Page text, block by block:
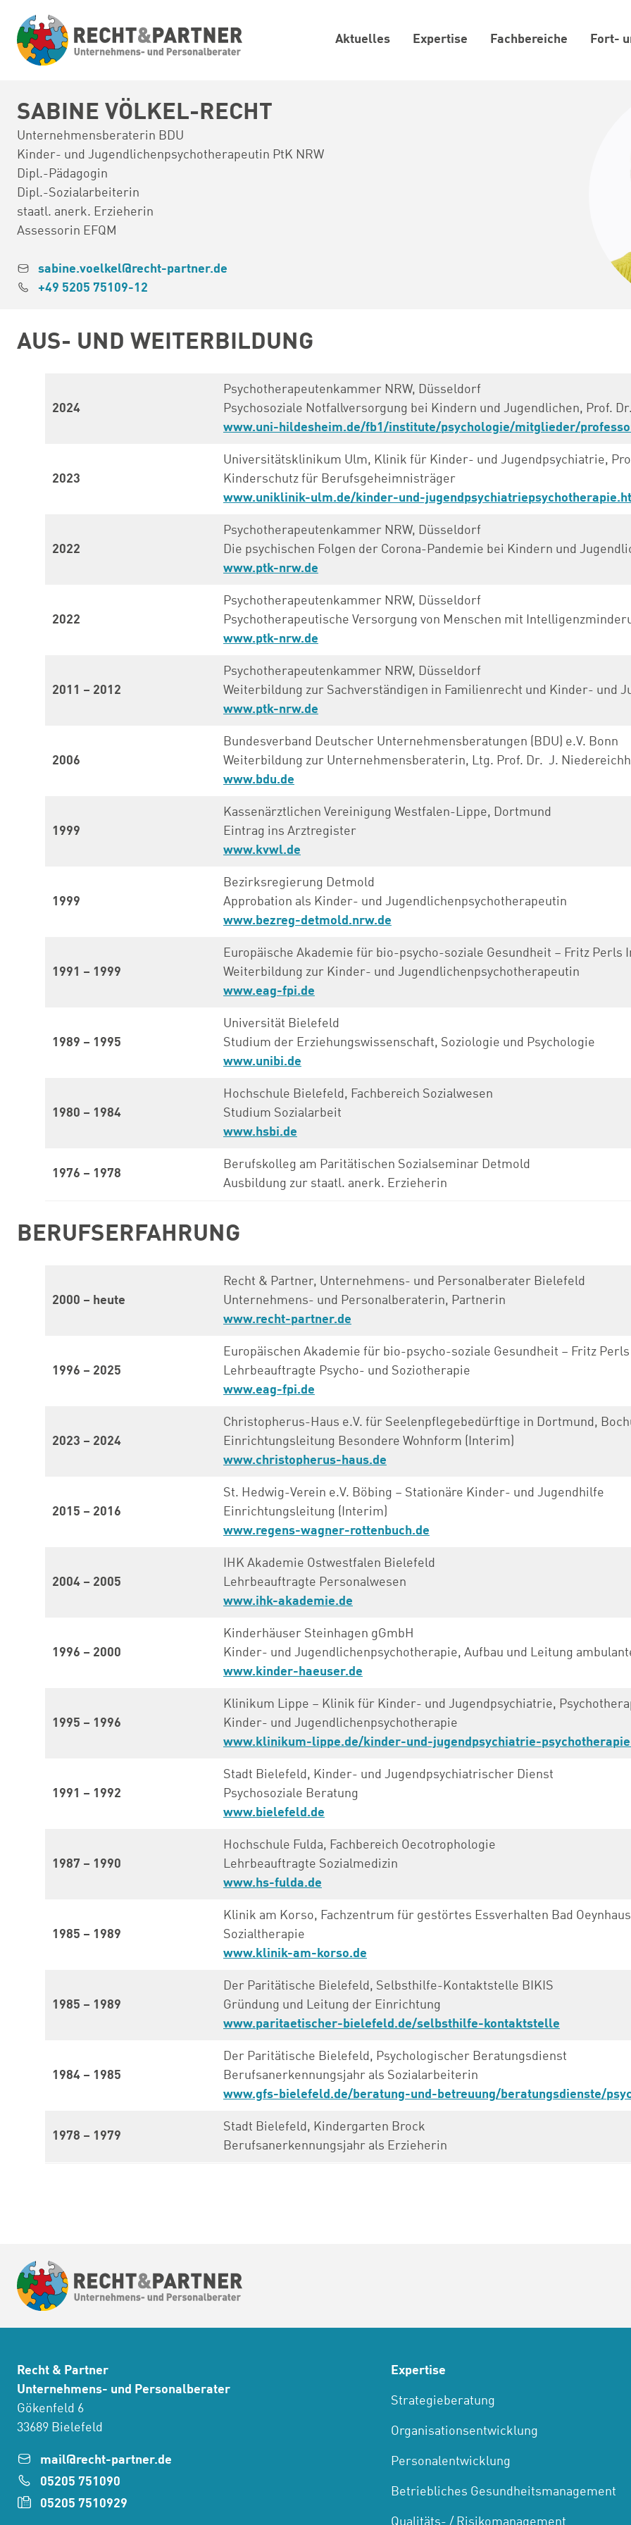
zum
Inhalt
Aktuelles Expertise Fachbereiche Fort-
SABINE VÖLKEL-RECHT
Unternehmensberaterin BDU
Kinder- und Jugendlichenpsychotherapeutin PtK NRW
Dipl.-Pädagogin
Dipl.-Sozialarbeiterin
staatl. anerk. Erzieherin
Assessorin EFQM
sabine.voelkel@recht-partner.de
+49 5205 75109-12
AUS- UND WEITERBILDUNG
2024
Psychotherapeutenkammer NRW, Düsseldorf
Psychosoziale Notfallversorgung bei Kindern und Jugendlichen, Prof.
www.uni-hildesheim.de/fb1/institute/psychologie/mitglieder/
2023
Universitätsklinikum Ulm, Klinik für Kinder- und Jugendpsychiatrie,
Kinderschutz für Berufsgeheimnisträger
www.uniklinik-ulm.de/kinder-und-
2022
Psychotherapeutenkammer NRW, Düsseldorf
Die psychischen Folgen der Corona-Pandemie bei Kindern und
www.ptk-nrw.de
2022
Psychotherapeutenkammer NRW, Düsseldorf
Psychotherapeutische Versorgung von Menschen mit
www.ptk-nrw.de
2011 – 2012
Psychotherapeutenkammer NRW, Düsseldorf
Weiterbildung zur Sachverständigen in Familienrecht und Kinder- und
www.ptk-nrw.de
2006
Bundesverband Deutscher Unternehmensberatungen (BDU) e.V. Bonn
Weiterbildung zur Unternehmensberaterin, Ltg. Prof. Dr. J.
www.bdu.de
1999
Kassenärztlichen Vereinigung Westfalen-Lippe, Dortmund
Eintrag ins Arztregister
www.kvwl.de
1999
Bezirksregierung Detmold
Approbation als Kinder- und Jugendlichenpsychotherapeutin
www.bezreg-detmold.nrw.de
1991 – 1999
Europäische Akademie für bio-psycho-soziale Gesundheit – Fritz Perls
Weiterbildung zur Kinder- und Jugendlichenpsychotherapeutin
www.eag-fpi.de
1989 – 1995
Universität Bielefeld
Studium der Erziehungswissenschaft, Soziologie und Psychologie
www.unibi.de
1980 – 1984
Hochschule Bielefeld, Fachbereich Sozialwesen
Studium Sozialarbeit
www.hsbi.de
1976 – 1978
Berufskolleg am Paritätischen Sozialseminar Detmold
Ausbildung zur staatl. anerk. Erzieherin
BERUFSERFAHRUNG
2000 – heute
Recht & Partner, Unternehmens- und Personalberater Bielefeld
Unternehmens- und Personalberaterin, Partnerin
www.recht-partner.de
1996 – 2025
Europäischen Akademie für bio-psycho-soziale Gesundheit – Fritz
Lehrbeauftragte Psycho- und Soziotherapie
www.eag-fpi.de
2023 – 2024
Christopherus-Haus e.V. für Seelenpflegebedürftige in Dortmund,
Einrichtungsleitung Besondere Wohnform (Interim)
www.christopherus-haus.de
2015 – 2016
St. Hedwig-Verein e.V. Böbing – Stationäre Kinder- und Jugendhilfe
Einrichtungsleitung (Interim)
www.regens-wagner-rottenbuch.de
2004 – 2005
IHK Akademie Ostwestfalen Bielefeld
Lehrbeauftragte Personalwesen
www.ihk-akademie.de
1996 – 2000
Kinderhäuser Steinhagen gGmbH
Kinder- und Jugendlichenpsychotherapie, Aufbau und Leitung
www.kinder-haeuser.de
1995 – 1996
Klinikum Lippe – Klinik für Kinder- und Jugendpsychiatrie,
Kinder- und Jugendlichenpsychotherapie
www.klinikum-lippe.de/kinder-und-jugendpsychiatrie-
1991 – 1992
Stadt Bielefeld, Kinder- und Jugendpsychiatrischer Dienst
Psychosoziale Beratung
www.bielefeld.de
1987 – 1990
Hochschule Fulda, Fachbereich Oecotrophologie
Lehrbeauftragte Sozialmedizin
www.hs-fulda.de
1985 – 1989
Klinik am Korso, Fachzentrum für gestörtes Essverhalten Bad
Sozialtherapie
www.klinik-am-korso.de
1985 – 1989
Der Paritätische Bielefeld, Selbsthilfe-Kontaktstelle BIKIS
Gründung und Leitung der Einrichtung
www.paritaetischer-bielefeld.de/selbsthilfe-kontaktstelle
1984 – 1985
Der Paritätische Bielefeld, Psychologischer Beratungsdienst
Berufsanerkennungsjahr als Sozialarbeiterin
www.gfs-bielefeld.de/beratung-und-betreuung/beratungsdienste/
1978 – 1979
Stadt Bielefeld, Kindergarten Brock
Berufsanerkennungsjahr als Erzieherin
Recht & Partner
Unternehmens- und Personalberater
Gökenfeld 6
33689 Bielefeld
mail@recht-partner.de
05205 751090
05205 7510929
Expertise
Strategieberatung
Organisationsentwicklung
Personalentwicklung
Betriebliches Gesundheitsmanagement
Qualitäts- / Risikomanagement